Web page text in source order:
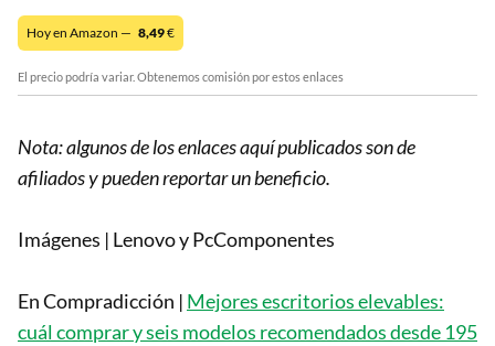
Hoy en Amazon — 8,49€
El precio podría variar. Obtenemos comisión por estos enlaces
Nota: algunos de los enlaces aquí publicados son de
afiliados y pueden reportar un beneficio.
Imágenes | Lenovo y PcComponentes
En Compradicción | Mejores escritorios elevables:
cuál comprar y seis modelos recomendados desde 195